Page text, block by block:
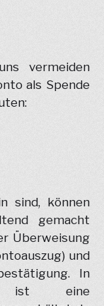
vermeiden
als Spende
sind, können
gemacht
Überweisung
und
In
ist eine